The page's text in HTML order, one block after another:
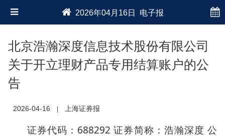
2026年04月16日 电子报
北京浩瀚深度信息技术股份有限公司
关于开立理财产品专用结算账户的公
告
2026-04-16 上海证券报
证券代码：688292 证券简称：浩瀚深度 公